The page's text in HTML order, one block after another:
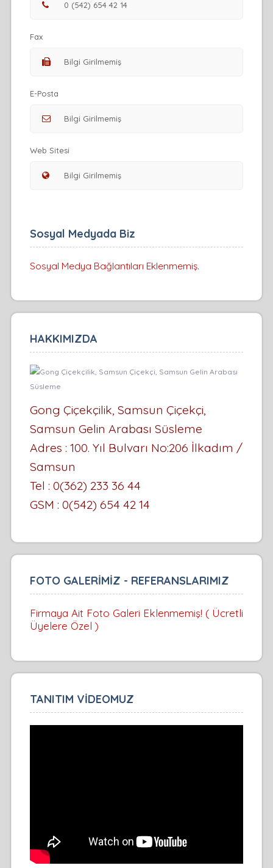
Fax
E-Posta
Web Sitesi
Sosyal Medyada Biz
Sosyal Medya Bağlantıları Eklenmemiş.
HAKKIMIZDA
Gong Çiçekçilik, Samsun Çiçekçi,
Samsun Gelin Arabası Süsleme
Adres : 100. Yıl Bulvarı No:206 İlkadım /
Samsun
Tel : 0(362) 233 36 44
GSM : 0(542) 654 42 14
FOTO GALERİMİZ - REFERANSLARIMIZ
Firmaya Ait Foto Galeri Eklenmemiş! ( Ücretli
Üyelere Özel )
TANITIM VİDEOMUZ